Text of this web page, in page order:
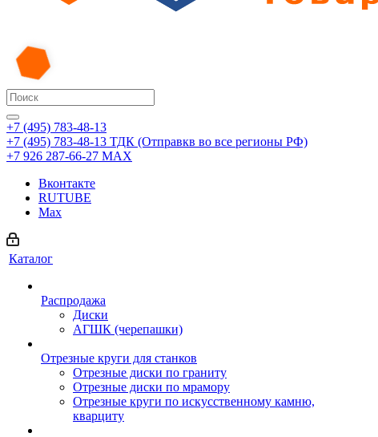
+7 (495) 783-48-13
+7 (495) 783-48-13 ТДК (Отправкв во все регионы РФ)
+7 926 287-66-27 МАХ
Вконтакте
RUTUBE
Max
Каталог
Распродажа
Диски
АГШК (черепашки)
Отрезные круги для станков
Отрезные диски по граниту
Отрезные диски по мрамору
Отрезные круги по искусственному камню,
кварциту